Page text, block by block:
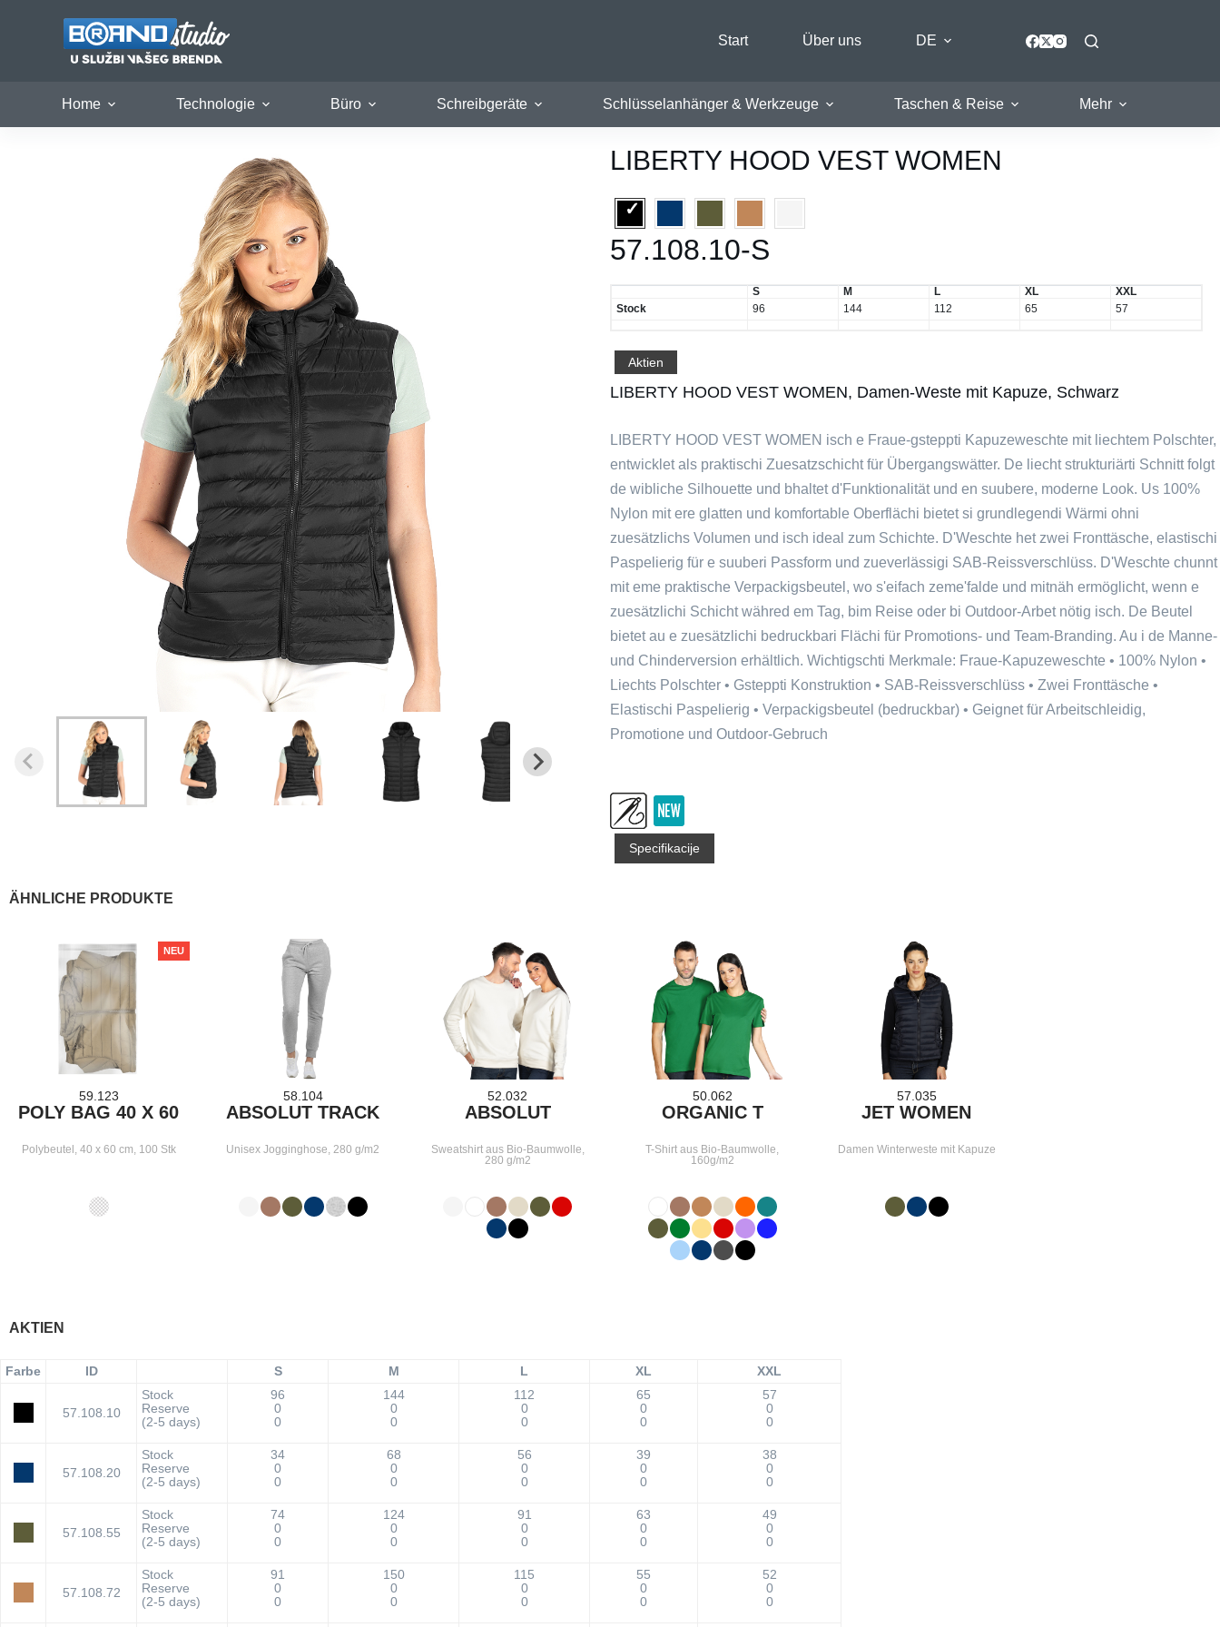
Start Über uns DE
Home Technologie Büro Schreibgeräte Schlüsselanhänger & Werkzeuge Taschen & Reise Mehr
LIBERTY HOOD VEST WOMEN
57.108.10-S
S M L XL
XXL
Stock
96 144 112 65 57
Aktien
LIBERTY HOOD VEST WOMEN, Damen-Weste mit Kapuze, Schwarz
LIBERTY HOOD VEST WOMEN isch e Fraue-gsteppti Kapuzeweschte mit liechtem Polschter,
entwicklet als praktischi Zuesatzschicht für Übergangswätter. De liecht strukturiärti Schnitt folgt
de wibliche Silhouette und bhaltet d'Funktionalität und en suubere, moderne Look. Us 100%
Nylon mit ere glatten und komfortable Oberflächi bietet si grundlegendi Wärmi ohni
zuesätzlichs Volumen und isch ideal zum Schichte. D'Weschte het zwei Fronttäsche, elastischi
Paspelierig für e suuberi Passform und zueverlässigi SAB-Reissverschlüss. D'Weschte chunnt
mit eme praktische Verpackigsbeutel, wo s'eifach zeme'falde und mitnäh ermöglicht, wenn e
zuesätzlichi Schicht währed em Tag, bim Reise oder bi Outdoor-Arbet nötig isch. De Beutel
bietet au e zuesätzlichi bedruckbari Flächi für Promotions- und Team-Branding. Au i de Manne-
und Chinderversion erhältlich. Wichtigschti Merkmale: Fraue-Kapuzeweschte • 100% Nylon •
Liechts Polschter • Gsteppti Konstruktion • SAB-Reissverschlüss • Zwei Fronttäsche •
Elastischi Paspelierig • Verpackigsbeutel (bedruckbar) • Geignet für Arbeitschleidig,
Promotione und Outdoor-Gebruch
Specifikacije
ÄHNLICHE PRODUKTE
NEU
59.123
POLY BAG 40 X 60
Polybeutel, 40 x 60 cm, 100 Stk
58.104
ABSOLUT TRACK
Unisex Jogginghose, 280 g/m2
52.032
ABSOLUT
Sweatshirt aus Bio-Baumwolle,
280 g/m2
50.062
ORGANIC T
T-Shirt aus Bio-Baumwolle,
160g/m2
57.035
JET WOMEN
Damen Winterweste mit Kapuze
AKTIEN
Farbe ID S M L XL XXL
57.108.10
Stock
Reserve
(2-5 days)
96
0
0
144
0
0
112
0
0
65
0
0
57
0
0
57.108.20
Stock
Reserve
(2-5 days)
34
0
0
68
0
0
56
0
0
39
0
0
38
0
0
57.108.55
Stock
Reserve
(2-5 days)
74
0
0
124
0
0
91
0
0
63
0
0
49
0
0
57.108.72
Stock
Reserve
(2-5 days)
91
0
0
150
0
0
115
0
0
55
0
0
52
0
0